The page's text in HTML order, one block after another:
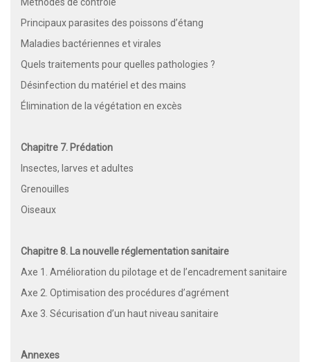
Méthodes de contrôle
Principaux parasites des poissons d’étang
Maladies bactériennes et virales
Quels traitements pour quelles pathologies ?
Désinfection du matériel et des mains
Élimination de la végétation en excès
Chapitre 7. Prédation
Insectes, larves et adultes
Grenouilles
Oiseaux
Chapitre 8. La nouvelle réglementation sanitaire
Axe 1. Amélioration du pilotage et de l’encadrement sanitaire
Axe 2. Optimisation des procédures d’agrément
Axe 3. Sécurisation d’un haut niveau sanitaire
Annexes